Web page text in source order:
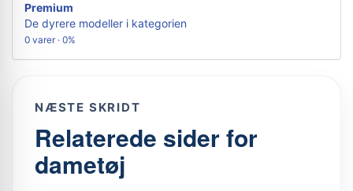
Premium
De dyrere modeller i kategorien
0 varer · 0%
NÆSTE SKRIDT
Relaterede sider for
dametøj